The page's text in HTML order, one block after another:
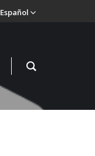
Español